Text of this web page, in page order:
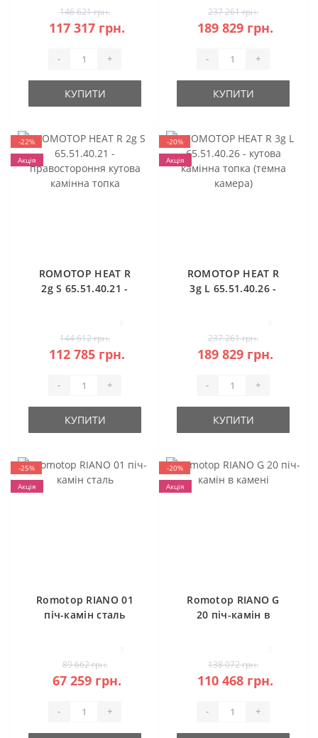
146 621 грн.
117 317 грн.
- +
КУПИТИ
камера)
237 261 грн.
189 829 грн.
- +
КУПИТИ
-22%
Акція
ROMOTOP HEAT R
2g S 65.51.40.21 -
топка
144 612 грн.
112 785 грн.
- +
КУПИТИ
-20%
Акція
ROMOTOP HEAT R
3g L 65.51.40.26 -
камера)
237 261 грн.
189 829 грн.
- +
КУПИТИ
-25%
Акція
Romotop RIANO 01
піч-камін сталь
89 662 грн.
67 259 грн.
- +
-20%
Акція
Romotop RIANO G
20 піч-камін в
138 072 грн.
110 468 грн.
- +